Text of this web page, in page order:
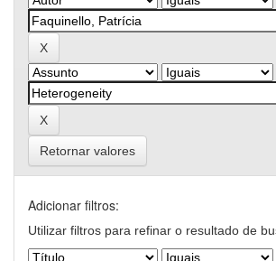
Retornar valores
Adicionar filtros:
Utilizar filtros para refinar o resultado de